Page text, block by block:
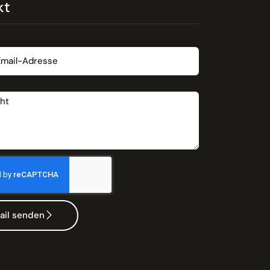
senden